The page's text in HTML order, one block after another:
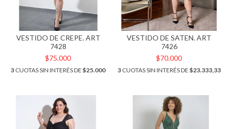
VESTIDO DE CREPE. ART
7428
$75.000
3 CUOTAS SIN INTERÉS DE $25.000
VESTIDO DE SATEN. ART
7426
$70.000
3CUOTAS SIN INTERÉS DE $23.333,33